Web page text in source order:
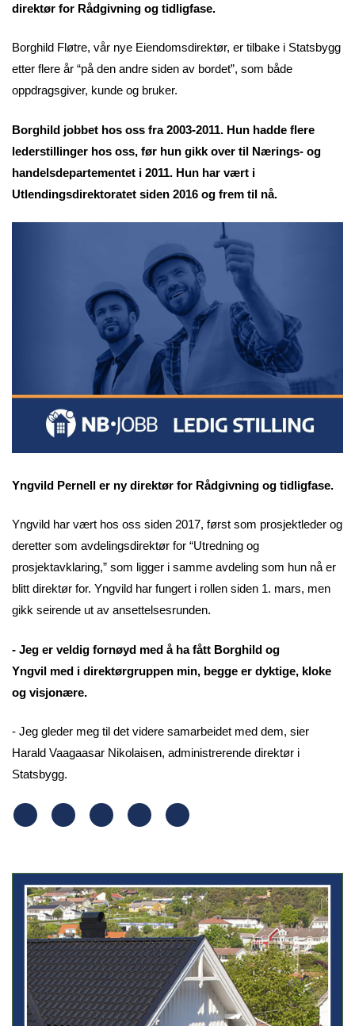
direktør for Rådgivning og tidligfase.
Borghild Fløtre, vår nye Eiendomsdirektør, er tilbake i Statsbygg
etter flere år “på den andre siden av bordet”, som både
oppdragsgiver, kunde og bruker.
Borghild jobbet hos oss fra 2003-2011. Hun hadde flere
lederstillinger hos oss, før hun gikk over til Nærings- og
handelsdepartementet i 2011. Hun har vært i
Utlendingsdirektoratet siden 2016 og frem til nå.
Yngvild Pernell er ny direktør for Rådgivning og tidligfase.
Yngvild har vært hos oss siden 2017, først som prosjektleder og
deretter som avdelingsdirektør for “Utredning og
prosjektavklaring,” som ligger i samme avdeling som hun nå er
blitt direktør for. Yngvild har fungert i rollen siden 1. mars, men
gikk seirende ut av ansettelsesrunden.
- Jeg er veldig fornøyd med å ha fått Borghild og
Yngvil med i direktørgruppen min, begge er dyktige, kloke
og visjonære.
- Jeg gleder meg til det videre samarbeidet med dem, sier
Harald Vaagaasar Nikolaisen, administrerende direktør i
Statsbygg.